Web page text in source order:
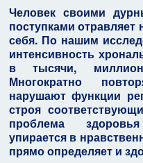
Человек своими
поступками
себя. По нашим
интенсивность
в тысячи,
Многократно
нарушают функции
строя
проблема
упирается в
прямо определяет и